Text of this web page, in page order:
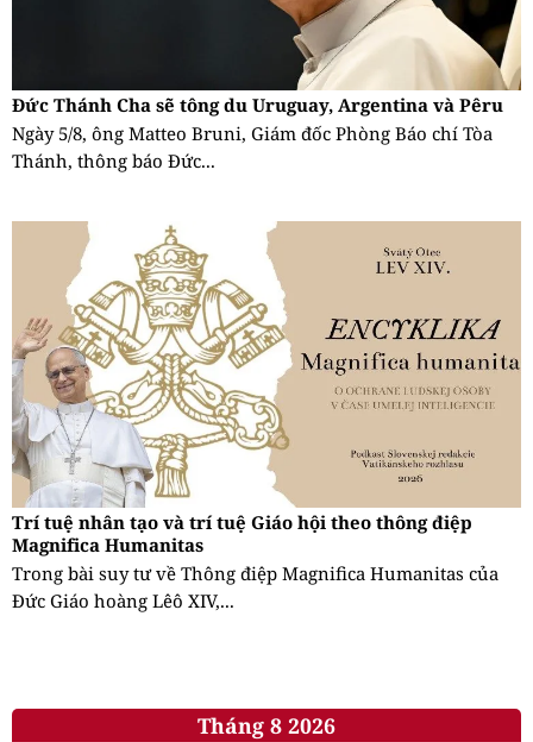
Đức Thánh Cha sẽ tông du Uruguay, Argentina và Pêru
Ngày 5/8, ông Matteo Bruni, Giám đốc Phòng Báo chí Tòa
Thánh, thông báo Đức...
Trí tuệ nhân tạo và trí tuệ Giáo hội theo thông điệp
Magnifica Humanitas
Trong bài suy tư về Thông điệp Magnifica Humanitas của
Đức Giáo hoàng Lêô XIV,...
Tháng 8 2026